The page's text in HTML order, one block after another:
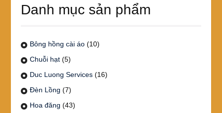
Danh mục sản phẩm
Bông hồng cài áo (10)
Chuỗi hạt (5)
Duc Luong Services (16)
Đèn Lồng (7)
Hoa đăng (43)